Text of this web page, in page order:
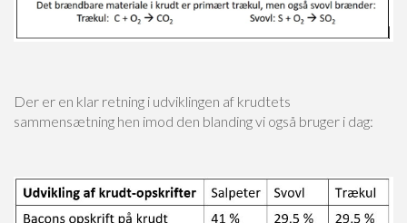
Der er en klar retning i udviklingen af krudtets
sammensætning hen imod den blanding vi også bruger i dag: